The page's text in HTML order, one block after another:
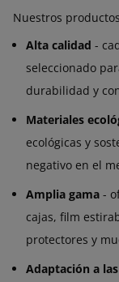
Nuestros
Alta calidad -
seleccionado
durabilidad y
Materiales
ecológicas y
negativo en el
Amplia gama -
cajas, film
protectores y
Adaptación a